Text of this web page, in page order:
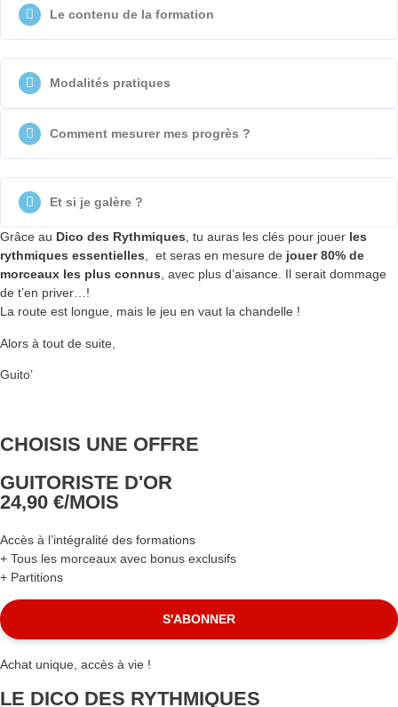
Le contenu de la formation
Modalités pratiques
Comment mesurer mes progrès ?
Et si je galère ?
Grâce au Dico des Rythmiques, tu auras les clés pour jouer les
rythmiques essentielles, et seras en mesure de jouer 80% de
morceaux les plus connus, avec plus d’aisance. Il serait dommage
de t’en priver…!
La route est longue, mais le jeu en vaut la chandelle !
Alors à tout de suite,
Guito’
CHOISIS UNE OFFRE
GUITORISTE D'OR
24,90 €/MOIS
Accès à l’intégralité des formations
+ Tous les morceaux avec bonus exclusifs
+ Partitions
S'ABONNER
Achat unique, accès à vie !
LE DICO DES RYTHMIQUES